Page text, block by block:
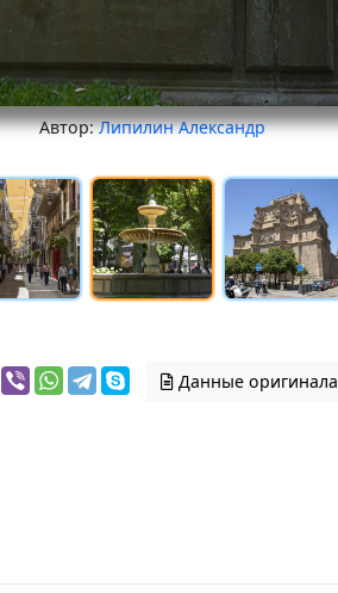
Автор:Липилин Александр
Данные оригинала